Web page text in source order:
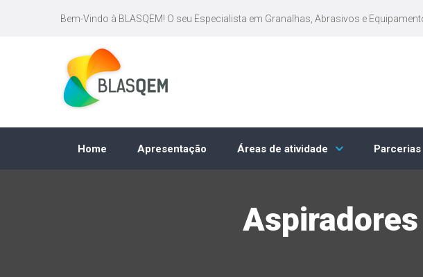
Bem-Vindo à BLASQEM! O seu Especialista em Granalhas, Abrasivos e
Home Apresentação Áreas de atividade Parcerias